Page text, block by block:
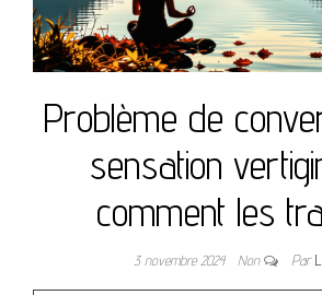
Problème de
sensation
comment les
3 novembre 2024 Non Par